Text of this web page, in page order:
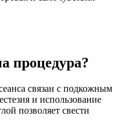
процедура?
связан с подкожным
и использование
позволяет свести